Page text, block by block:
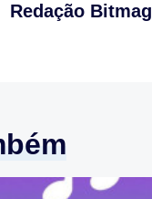
Redação Bitmag